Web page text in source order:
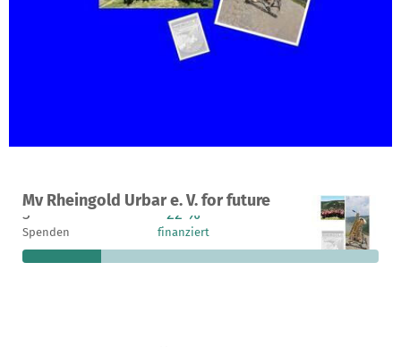
Mv Rheingold Urbar e. V. for future
Ein Projekt in Urbar, Deutschland
3
Spenden
22 %
finanziert
390 €
fehlen noch